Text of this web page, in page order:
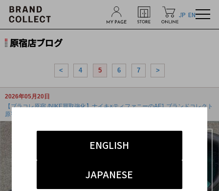
JP EN
ENGLISH
JAPANESE
原宿店ブログ
< 4 5 6 7 >
2026年05月20日
【ブラコレ原宿 /NIKE買取強化】ナイキ×ティファニーのAF1 ブランドコレクト
原宿店